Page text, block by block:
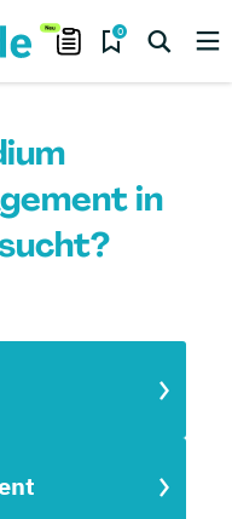
0
in